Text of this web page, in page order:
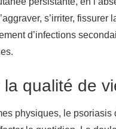
s’irriter, fissurer
d’infections
la qualité de
physiques, le psoriasis